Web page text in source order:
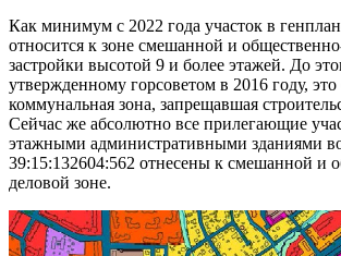
Как минимум с 2022 года участок в
относится к зоне смешанной и
застройки высотой 9 и более этажей. До
утвержденному горсоветом в 2016 году,
коммунальная зона, запрещавшая
Сейчас же абсолютно все прилегающие
этажными административными зданиями
39:15:132604:562 отнесены к смешанной и
деловой зоне.